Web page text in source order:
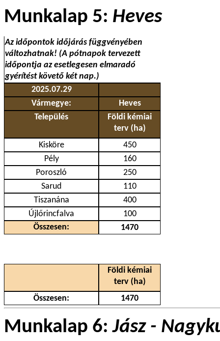
Munkalap 5: Heves
Az időpontok időjárás függvényében
változhatnak! (A pótnapok tervezett
időpontja az esetlegesen elmaradó
gyérítést követő két nap.)
2025.07.29
Vármegye:
Heves
Település
Földi kémiai
terv (ha)
Kisköre
450
Pély
160
Poroszló
250
Sarud
110
Tiszanána
400
Újlőrincfalva
100
Összesen:
1470
Földi kémiai
terv (ha)
Összesen:
1470
Munkalap 6:Jász -